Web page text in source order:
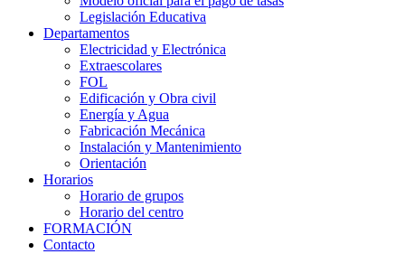
Legislación Educativa
Departamentos
Electricidad y Electrónica
Extraescolares
FOL
Edificación y Obra civil
Energía y Agua
Fabricación Mecánica
Instalación y Mantenimiento
Orientación
Horarios
Horario de grupos
Horario del centro
FORMACIÓN
Contacto